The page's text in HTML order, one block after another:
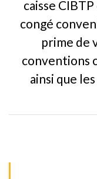
caisse
congé
prime de
conventions
ainsi que